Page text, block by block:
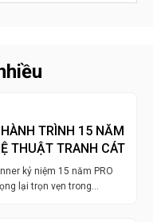
TRÌNH 15 NĂM
THUẬT TRANH CÁT
kỷ niệm 15 năm PRO
lại trọn vẹn trong…